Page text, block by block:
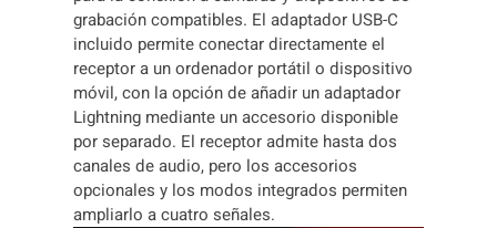
grabación compatibles. El adaptador USB-C
incluido permite conectar directamente el
receptor a un ordenador portátil o dispositivo
móvil, con la opción de añadir un adaptador
Lightning mediante un accesorio disponible
por separado. El receptor admite hasta dos
canales de audio, pero los accesorios
opcionales y los modos integrados permiten
ampliarlo a cuatro señales.